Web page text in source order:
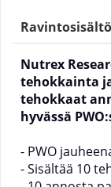
Nutrex
tehokkainta
tehokkaat
hyvässä
- PWO
- Sisältää 10